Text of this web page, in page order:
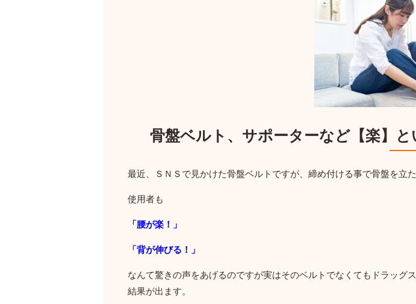
骨盤ベルト、サポーターなど【楽】
最近、ＳＮＳで見かけた骨盤ベルトですが、締め付ける事で骨盤を立
使用者も
「腰が楽！」
「背が伸びる！」
なんて驚きの声をあげるのですが実はそのベルトでなくてもドラッグ
結果が出ます。